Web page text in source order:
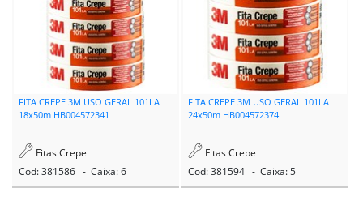
FITA CREPE 3M USO GERAL 101LA
18x50m HB004572341
Fitas Crepe
Cod: 381586 - Caixa: 6
FITA CREPE 3M USO GERAL 101LA
24x50m HB004572374
Fitas Crepe
Cod: 381594 - Caixa: 5